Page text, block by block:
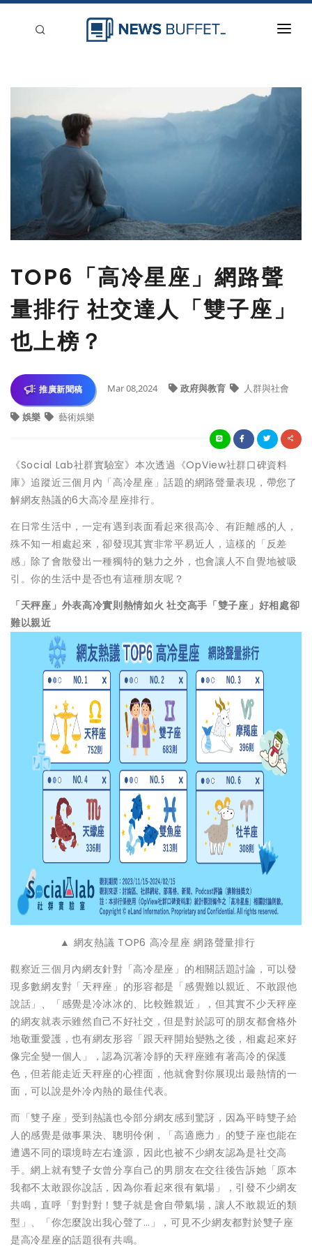
登入
刊登
TOP6「高冷星座」網路聲
量排行 社交達人「雙子座」
也上榜？
推廣新聞稿 Mar 08,2024 政府與教育 人群與社會
娛樂 藝術娛樂
《Social Lab社群實驗室》本次透過《OpView社群口碑資料
庫》追蹤近三個月內「高冷星座」話題的網路聲量表現，帶您了
解網友熱議的6大高冷星座排行。
在日常生活中，一定有遇到表面看起來很高冷、有距離感的人，
殊不知一相處起來，卻發現其實非常平易近人，這樣的「反差
感」除了會散發出一種獨特的魅力之外，也會讓人不自覺地被吸
引。你的生活中是否也有這種朋友呢？
「天秤座」外表高冷實則熱情如火 社交高手「雙子座」好相處卻
難以親近
▲ 網友熱議 TOP6 高冷星座 網路聲量排行
觀察近三個月內網友針對「高冷星座」的相關話題討論，可以發
現多數網友對「天秤座」的形容都是「感覺難以親近、不敢跟他
說話」、「感覺是冷冰冰的、比較難親近」，但其實不少天秤座
的網友就表示雖然自己不好社交，但是對於認可的朋友都會格外
地敬重愛護，也有網友形容「跟天秤開始變熟之後，相處起來好
像完全變一個人」，認為沉著冷靜的天秤座雖有著高冷的保護
色，但若能走近天秤座的心裡面，他就會對你展現出最熱情的一
面，可以說是外冷內熱的最佳代表。
而「雙子座」受到熱議也令部分網友感到驚訝，因為平時雙子給
人的感覺是做事果決、聰明伶俐，「高適應力」的雙子座也能在
遭遇不同的環境時左右逢源，因此也被不少網友認為是社交高
手。網上就有雙子女曾分享自己的男朋友在交往後告訴她「原本
我都不太敢跟你說話，因為你看起來很有氣場」，引發不少網友
共鳴，直呼「對對對！雙子就是會自帶氣場，讓人不敢親近的類
型」、「你怎麼說出我心聲了…」，可見不少網友都對於雙子座
是高冷星座的話題很有共鳴。